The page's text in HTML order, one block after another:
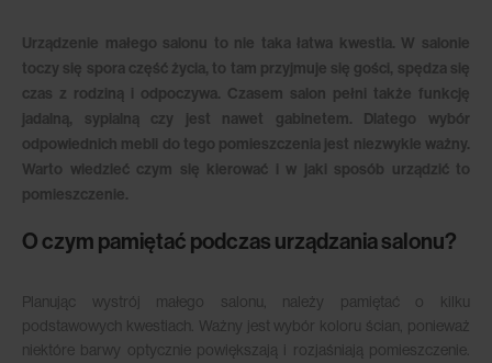
Urządzenie małego salonu to nie taka łatwa kwestia. W salonie
toczy się spora część życia, to tam przyjmuje się gości, spędza się
czas z rodziną i odpoczywa. Czasem salon pełni także funkcję
jadalną, sypialną czy jest nawet gabinetem. Dlatego wybór
odpowiednich mebli do tego pomieszczenia jest niezwykle ważny.
Warto wiedzieć czym się kierować i w jaki sposób urządzić to
pomieszczenie.
O czym pamiętać podczas urządzania salonu?
Planując wystrój małego salonu, należy pamiętać o kilku
podstawowych kwestiach. Ważny jest wybór koloru ścian, ponieważ
niektóre barwy optycznie powiększają i rozjaśniają pomieszczenie.